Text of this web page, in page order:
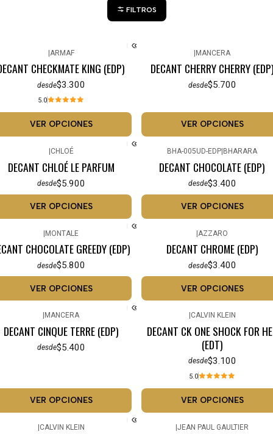
FILTROS
|ARMAF
CHECKMATE KING (EDP)
desde$3.300
5.0
VER OPCIONES
|MANCERA
DECANT CHERRY CHERRY
desde$5.700
VER OPCIONES
CHLOÉ
DECANT CHLOÉ LE PARFUM
desde$5.900
VER OPCIONES
BHA-005UD-EDP BHARARA
DECANT CHOCOLATE (EDP)
desde$3.400
VER OPCIONES
|MONTALE
CHOCOLATE GREEDY (EDP)
desde$5.800
VER OPCIONES
|AZZARO
DECANT CHROME (EDP)
desde$3.400
VER OPCIONES
MANCERA
DECANT CINQUE TERRE (EDP)
desde$5.400
VER OPCIONES
CALVIN KLEIN
DECANT CK ONE SHOCK FOR
(EDT)
desde$3.100
5.0
VER OPCIONES
|CALVIN KLEIN |JEAN PAUL GAULTIER